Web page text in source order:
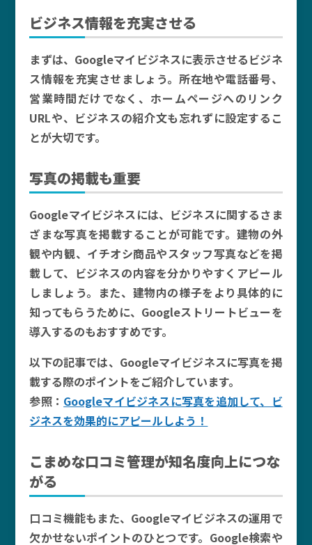
ビジネス情報を充実させる
まずは、Googleマイビジネスに表示させるビジネ
ス情報を充実させましょう。所在地や電話番号、
営業時間だけでなく、ホームページへのリンク
URLや、ビジネスの紹介文も忘れずに設定するこ
とが大切です。
写真の掲載も重要
Googleマイビジネスには、ビジネスに関するさま
ざまな写真を掲載することが可能です。建物の外
観や内観、イチオシ商品やスタッフ写真などを掲
載して、ビジネスの内容を分かりやすくアピール
しましょう。また、建物内の様子をより具体的に
知ってもらうために、Googleストリートビューを
導入するのもおすすめです。
以下の記事では、Googleマイビジネスに写真を掲
載する際のポイントをご紹介しています。
参照： Googleマイビジネスに写真を追加して、ビ
ジネスを効果的にアピールしよう！
こまめな口コミ管理が知名度向上につな
がる
口コミ機能もまた、Googleマイビジネスの運用で
欠かせないポイントのひとつです。Google検索や